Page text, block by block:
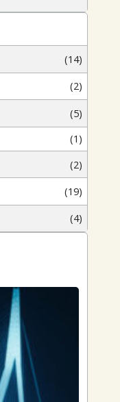
(14)
(2)
(5)
(1)
(2)
(19)
(4)